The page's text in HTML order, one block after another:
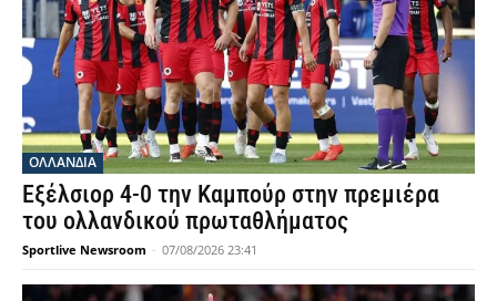
OΛΛΑΝΔΊΑ
Εξέλσιορ 4-0 την Καμπούρ στην πρεμιέρα
του ολλανδικού πρωταθλήματος
Sportlive Newsroom - 07/08/2026 23:41